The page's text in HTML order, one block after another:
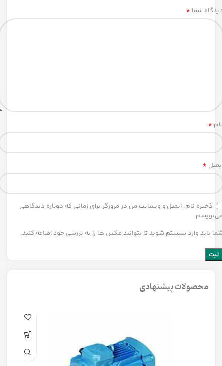
شما *
*
*
ذخیره نام، ایمیل و وبسایت من در مرورگر برای زمانی که دوباره دیدگاهی
باید وارد سیستم شوید تا بتوانید عکس ها را به بررسی خود اضافه کنید.
محصولات پیشنهادی